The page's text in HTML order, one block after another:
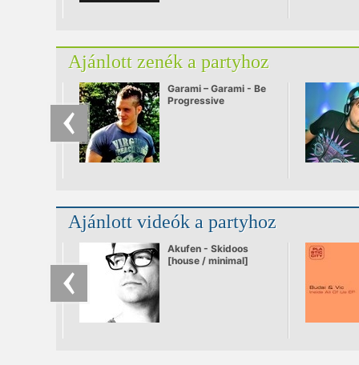
Ajánlott zenék a partyhoz
Garami – Garami - Be
Progressive
Ajánlott videók a partyhoz
Akufen - Skidoos
[house / minimal]